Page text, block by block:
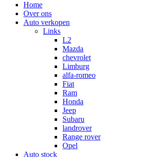
Home
Over ons
Auto verkopen
Links
L2
Mazda
chevrolet
Limburg
alfa-romeo
Fiat
Ram
Honda
Jeep
Subaru
landrover
Range rover
Opel
Auto stock